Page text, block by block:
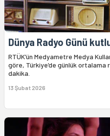
Dünya Radyo Günü
RTÜK’ün Medyametre Medya
göre, Türkiye’de günlük ortalama
dakika.
13 Şubat 2026